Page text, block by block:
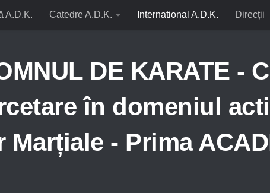
A.D.K. Catedre A.D.K. International A.D.K. Direcții
DE KARATE -
în domeniul
- Prima